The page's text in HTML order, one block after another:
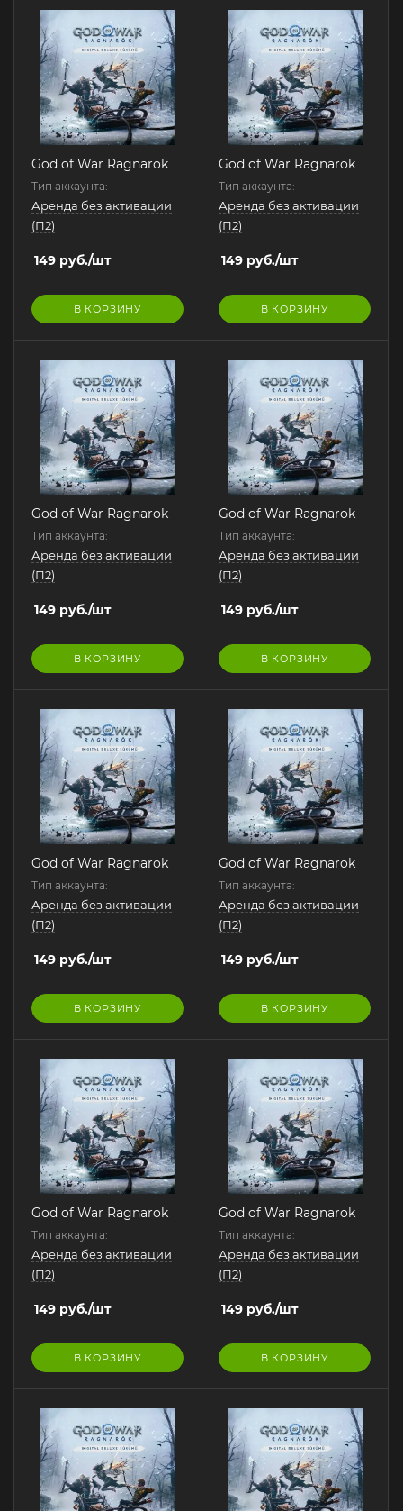
God of War Ragnarok
Тип аккаунта:
Аренда без активации
(П2)
149 руб./шт
В КОРЗИНУ
God of War Ragnarok
Тип аккаунта:
Аренда без активации
(П2)
149 руб./шт
В КОРЗИНУ
God of War Ragnarok
Тип аккаунта:
Аренда без активации
(П2)
149 руб./шт
В КОРЗИНУ
God of War Ragnarok
Тип аккаунта:
Аренда без активации
(П2)
149 руб./шт
В КОРЗИНУ
God of War Ragnarok
Тип аккаунта:
Аренда без активации
(П2)
149 руб./шт
В КОРЗИНУ
God of War Ragnarok
Тип аккаунта:
Аренда без активации
(П2)
149 руб./шт
В КОРЗИНУ
God of War Ragnarok
Тип аккаунта:
Аренда без активации
(П2)
149 руб./шт
В КОРЗИНУ
God of War Ragnarok
Тип аккаунта:
Аренда без активации
(П2)
149 руб./шт
В КОРЗИНУ